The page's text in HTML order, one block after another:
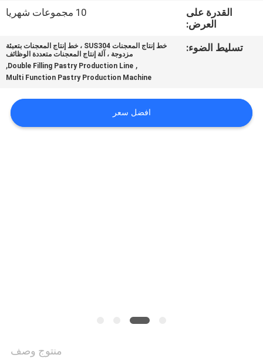
اطلب
القدرة على
العرض:
10 مجموعات شهريا
تسليط الضوء:
خط إنتاج المعجنات SUS304 ، خط إنتاج المعجنات بتعبئة
مزدوجة ، آلة إنتاج المعجنات متعددة الوظائف
,
Double Filling Pastry Production Line
,
Multi Function Pastry Production Machine
افضل سعر
منتوج وصف